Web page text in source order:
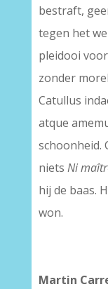
bestraft,
tegen het
pleidooi
zonder
Catullus
atque
schoonheid.
niets Ni
hij de baas.
won.
Martin